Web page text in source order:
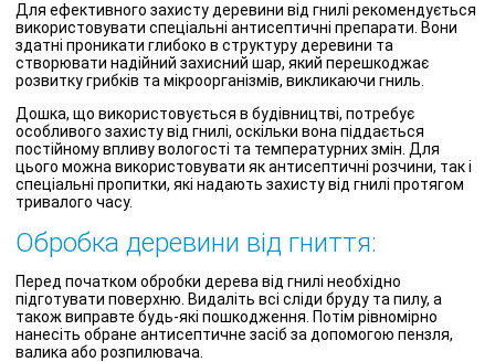
Для ефективного захисту деревини від гнилі рекомендується
використовувати спеціальні антисептичні препарати. Вони
здатні проникати глибоко в структуру деревини та
створювати надійний захисний шар, який перешкоджає
розвитку грибків та мікроорганізмів, викликаючи гниль.
Дошка, що використовується в будівництві, потребує
особливого захисту від гнилі, оскільки вона піддається
постійному впливу вологості та температурних змін. Для
цього можна використовувати як антисептичні розчини, так і
спеціальні пропитки, які надають захисту від гнилі протягом
тривалого часу.
Обробка деревини від гниття:
Перед початком обробки дерева від гнилі необхідно
підготувати поверхню. Видаліть всі сліди бруду та пилу, а
також виправте будь-які пошкодження. Потім рівномірно
нанесіть обране антисептичне засіб за допомогою пензля,
валика або розпилювача.